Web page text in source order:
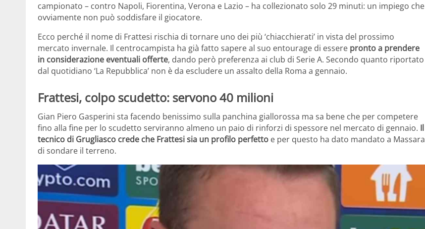
campionato – contro Napoli, Fiorentina, Verona e Lazio – ha collezionato solo 29 minuti: un impiego che
ovviamente non può soddisfare il giocatore.
Ecco perché il nome di Frattesi rischia di tornare uno dei più ‘chiacchierati’ in vista del prossimo
mercato invernale. Il centrocampista ha già fatto sapere al suo entourage di essere pronto a prendere
in considerazione eventuali offerte, dando però preferenza ai club di Serie A. Secondo quanto riportato
dal quotidiano ‘La Repubblica’ non è da escludere un assalto della Roma a gennaio.
Frattesi, colpo scudetto: servono 40 milioni
Gian Piero Gasperini sta facendo benissimo sulla panchina giallorossa ma sa bene che per competere
fino alla fine per lo scudetto serviranno almeno un paio di rinforzi di spessore nel mercato di gennaio. Il
tecnico di Grugliasco crede che Frattesi sia un profilo perfetto e per questo ha dato mandato a Massara
di sondare il terreno.